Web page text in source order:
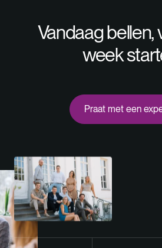
Vandaag bellen,
week
Praat met een